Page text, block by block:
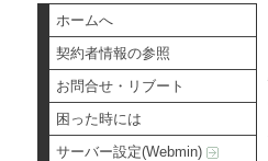
ホームへ
契約者情報の参照
お問合せ・リブート
困った時には
サーバー設定(Webmin)